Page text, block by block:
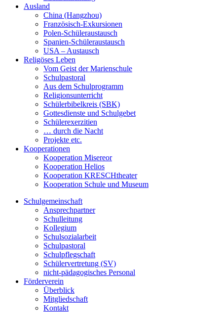
Ausland
China (Hangzhou)
Französisch-Exkursionen
Polen-Schüleraustausch
Spanien-Schüleraustausch
USA – Austausch
Religöses Leben
Vom Geist der Marienschule
Schulpastoral
Aus dem Schulprogramm
Religionsunterricht
Schülerbibelkreis (SBK)
Gottesdienste und Schulgebet
Schülerexerzitien
… durch die Nacht
Projekte etc.
Kooperationen
Kooperation Misereor
Kooperation Helios
Kooperation KRESCHtheater
Kooperation Schule und Museum
Schulgemeinschaft
Ansprechpartner
Schulleitung
Kollegium
Schulsozialarbeit
Schulpastoral
Schulpflegschaft
Schülervertretung (SV)
nicht-pädagogisches Personal
Förderverein
Überblick
Mitgliedschaft
Kontakt